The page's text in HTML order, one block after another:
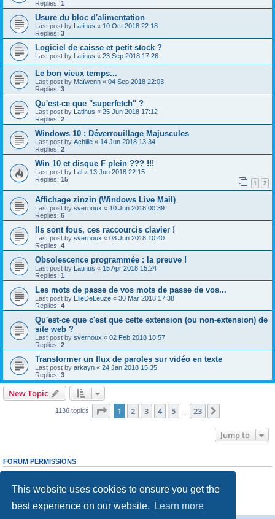
This website uses cookies to ensure you get the
best experience on our website.
Learn more
Replies: 1
Usure du bloc d'alimentation
Last post by Latinus « 10 Oct 2018 22:18
Replies: 3
Logiciel de caisse et petit stock ?
Last post by Latinus « 23 Sep 2018 17:26
Le bon vieux temps...
Last post by Maïwenn « 04 Sep 2018 22:03
Replies: 3
Qu'est-ce que "superfetch" ?
Last post by Latinus « 25 Jun 2018 17:12
Replies: 2
Windows 10 : Déverrouillage Majuscules
Last post by Achille « 14 Jun 2018 13:34
Replies: 2
Win 10 et disque F plein ??? !!!
Last post by Lal « 13 Jun 2018 22:15
Replies: 15 1 2
Affichage zinzin (Windows Live Mail)
Last post by svernoux « 10 Jun 2018 00:39
Replies: 6
Ils sont fous, ces raccourcis clavier !
Last post by svernoux « 08 Jun 2018 10:40
Replies: 4
Obsolescence programmée : la preuve !
Last post by Latinus « 15 Apr 2018 15:24
Replies: 1
Les mots de passe de vos mots de passe de vos...
Last post by ElieDeLeuze « 30 Mar 2018 17:38
Replies: 4
Qu'est-ce que c'est que cette extension (ou non-extension) de
site web ?
Last post by svernoux « 02 Feb 2018 18:57
Replies: 2
Transformer un flux de paroles sur vidéo en texte
Last post by arkayn « 24 Jan 2018 15:35
Replies: 3
New Topic
1136 topics Page 1of 23
1 2 3 4 5 23
Jump to
FORUM PERMISSIONS
Youcannotpost new topics in this forum
cannotedit your posts in this forum
Youcannotpost attachments in this forum